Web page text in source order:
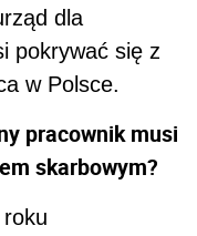
dla
pokrywać się z
w Polsce.
pracownik musi
skarbowym?